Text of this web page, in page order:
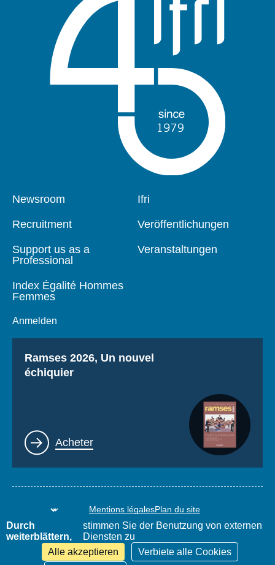
Pied
Newsroom
Recruitment
Support us as a
Professional
Index Égalité Hommes
Femmes
Anmelden
Navigation
Ifri
Veröffentlichungen
Veranstaltungen
Titre
Ramses 2026, Un nouvel
échiquier
Lien
Acheter
Mentions légalesPlan du site
www.thierrydemontbrial.com
World Policy Conference
Blog Politique étrangère
Durch
weiterblättern,
stimmen Sie der Benutzung von externen
Diensten zu
Alle akzeptieren
Verbiete alle Cookies